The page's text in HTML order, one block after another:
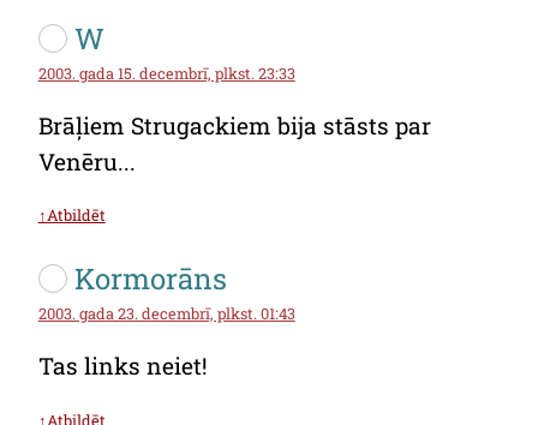
W
2003. gada 15. decembrī, plkst. 23:33
Brāļiem Strugackiem bija stāsts par
Venēru...
↑Atbildēt
Kormorāns
2003. gada 23. decembrī, plkst. 01:43
Tas links neiet!
↑Atbildēt